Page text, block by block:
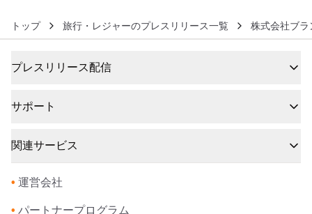
トップ 旅行・レジャーのプレスリリース一覧 株式会社ブラ
プレスリリース配信
サポート
関連サービス
• 運営会社
• パートナープログラム